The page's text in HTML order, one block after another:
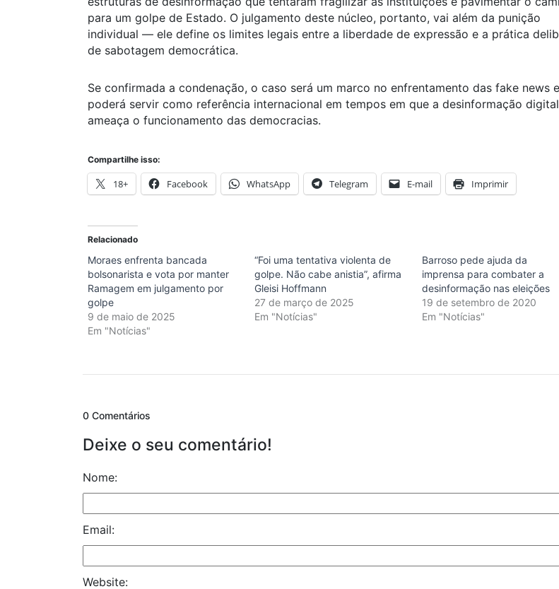
para um golpe de Estado. O julgamento deste núcleo, portanto, vai além da punição
individual — ele define os limites legais entre a liberdade de expressão e a prática
de sabotagem democrática.
Se confirmada a condenação, o caso será um marco no enfrentamento das fake news e
poderá servir como referência internacional em tempos em que a desinformação digital
ameaça o funcionamento das democracias.
Compartilhe isso:
18+ Facebook WhatsApp Telegram E-mail Imprimir
Relacionado
Moraes enfrenta bancada
bolsonarista e vota por manter
Ramagem em julgamento por
golpe
9 de maio de 2025
Em "Notícias"
“Foi uma tentativa violenta de
golpe. Não cabe anistia”, afirma
Gleisi Hoffmann
27 de março de 2025
Em "Notícias"
Barroso pede ajuda da
imprensa para combater a
desinformação nas eleições
19 de setembro de 2020
Em "Notícias"
0 Comentários
Deixe o seu comentário!
Nome:
Email:
Website: